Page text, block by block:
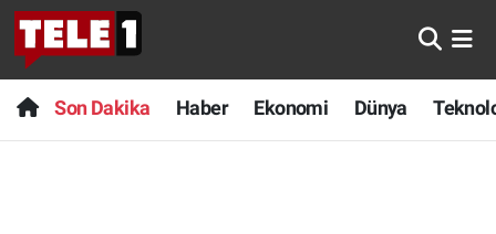
Son Dakika Haber Ekonomi Dünya
Anında Manşet
Başka Sohbetler
Son Dakika
Haber
Nöbetçi Eczaneler
Hava Durumu